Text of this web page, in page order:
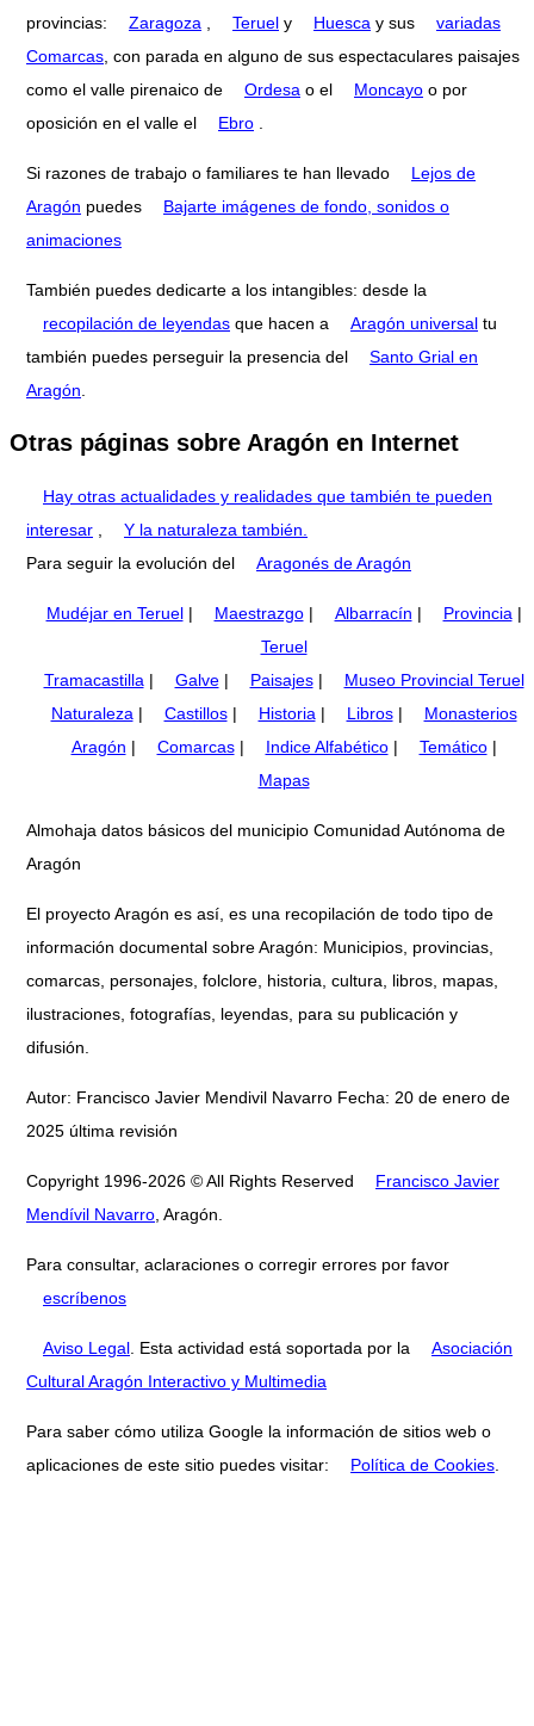
provincias:
Zaragoza Teruel y Huesca y sus
variadas
Comarcas , con parada en alguno de sus espectaculares paisajes
como el valle pirenaico de
Ordesa o el Moncayo o por
oposición en el valle el
Ebro
Si razones de trabajo o familiares te han llevado
Lejos de
Aragón puedes
Bajarte imágenes de fondo, sonidos o
animaciones
También puedes dedicarte a los intangibles: desde la
recopilación de leyendas que hacen a Aragón universal tu
también puedes perseguir la presencia del
Santo Grial en
Aragón
Otras páginas sobre Aragón en Internet
Hay otras actualidades y realidades que también te pueden
interesar
Y la naturaleza también.
Para seguir la evolución del
Aragonés de Aragón
Mudéjar en Teruel| Maestrazgo| Albarracín | Provincia |
Teruel
Tramacastilla | Galve| Paisajes|
Museo Provincial Teruel
Naturaleza | Castillos| Historia | Libros|
Monasterios
Aragón | Comarcas| Indice Alfabético| Temático|
Mapas
Almohaja datos básicos del municipio Comunidad Autónoma de
Aragón
El proyecto Aragón es así, es una recopilación de todo tipo de
información documental sobre Aragón: Municipios, provincias,
comarcas, personajes, folclore, historia, cultura, libros, mapas,
ilustraciones, fotografías, leyendas, para su publicación y
difusión.
Autor: Francisco Javier Mendivil Navarro Fecha: 20 de enero de
2025 última revisión
Copyright 1996-2026 © All Rights Reserved
Francisco Javier
Mendívil Navarro , Aragón.
Para consultar, aclaraciones o corregir errores por favor
escríbenos
Aviso Legal . Esta actividad está soportada por la
Asociación
Cultural Aragón Interactivo y Multimedia
Para saber cómo utiliza Google la información de sitios web o
aplicaciones de este sitio puedes visitar:
Política de Cookies